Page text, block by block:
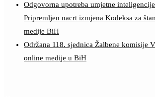
Odgovorna upotreba umjetne
Pripremljen nacrt izmjena Kodeksa za
medije BiH
Održana 118. sjednica Žalbene komisije
online medije u BiH